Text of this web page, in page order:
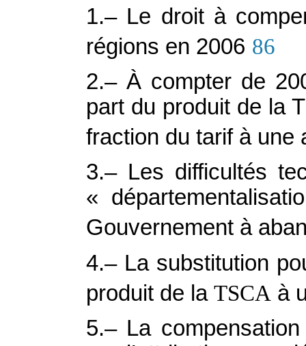
1.– Le droit à
régions en 2006 86
2.– À compter de
part du produit de la
fraction du tarif à une
3.– Les difficultés
«
Gouvernement à
4.– La substitution
produit de la TSCA à
5.– La